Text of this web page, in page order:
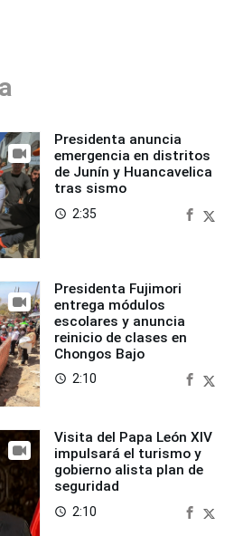
Presidenta anuncia
emergencia en distritos
de Junín y Huancavelica
tras sismo
access_time 2:35
Presidenta Fujimori
entrega módulos
escolares y anuncia
reinicio de clases en
Chongos Bajo
access_time 2:10
Visita del Papa León XIV
impulsará el turismo y
gobierno alista plan de
seguridad
access_time 2:10